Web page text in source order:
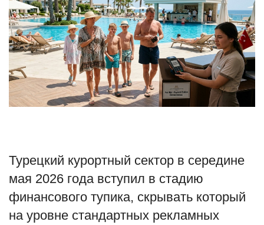
Спорт
Туризм
Недвижимость
Авто
Образование
Шоу-бизнес
В мире
Турецкий курортный сектор в середине
мая 2026 года вступил в стадию
финансового тупика, скрывать который
на уровне стандартных рекламных